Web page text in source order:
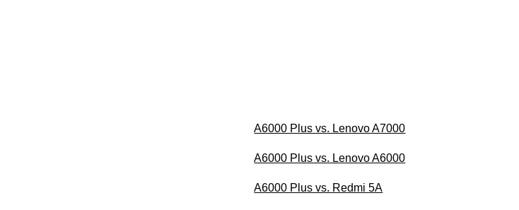
A6000 Plus vs. Lenovo A7000
A6000 Plus vs. Lenovo A6000
A6000 Plus vs. Redmi 5A